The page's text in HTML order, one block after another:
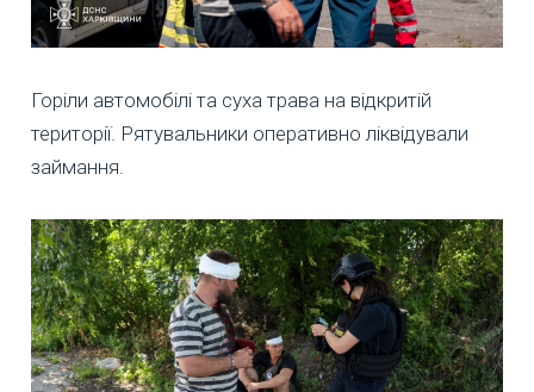
Горіли автомобілі та суха трава на відкритій
території. Рятувальники оперативно ліквідували
займання.